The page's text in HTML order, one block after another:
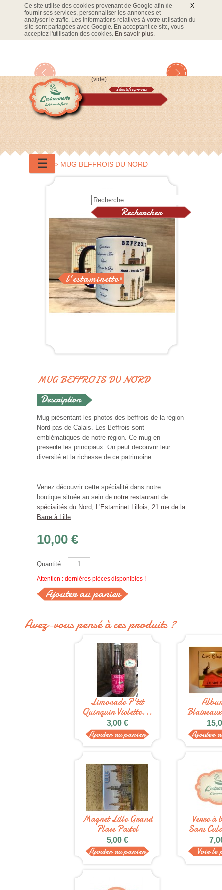
X
Ce site utilise des cookies provenant de Google afin de
fournir ses services, personnaliser les annonces et
analyser le trafic. Les informations relatives à votre utilisation du
site sont partagées avec Google. En acceptant ce site, vous
acceptez l'utilisation des cookies. En savoir plus.
(vide)
Identifiez-vous
Panier
☰
l'estaminette
Accueil > MUG BEFFROIS DU NORD
MUG BEFFROIS DU NORD
Mug présentant les photos des beffrois de la région
Nord-pas-de-Calais. Les Beffrois sont
emblématiques de notre région. Ce mug en
présente les principaux. On peut découvrir leur
diversité et la richesse de ce patrimoine.
Venez découvrir cette spécialité dans notre
boutique située au sein de notre restaurant de
spécialités du Nord, L'Estaminet Lillois, 21 rue de la
Barre à Lille
10,00 €
Quantité :
Attention : dernières pièces disponibles !
Avez-vous pensé à ces produits ?
Limonade P'tit
Quinquin Violette...
3,00 €
Ajouter au panier Ajouter
Magnet Lille Grand
Place Pastel
5,00 €
Ajouter au panier
Verre à
Sans
Voir le